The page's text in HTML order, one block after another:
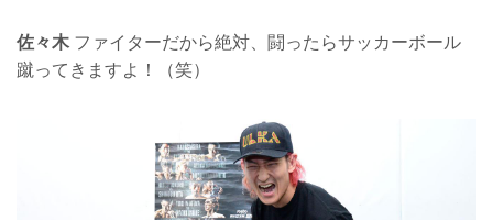
佐々木 ファイターだから絶対、闘ったらサッカーボール
蹴ってきますよ！（笑）